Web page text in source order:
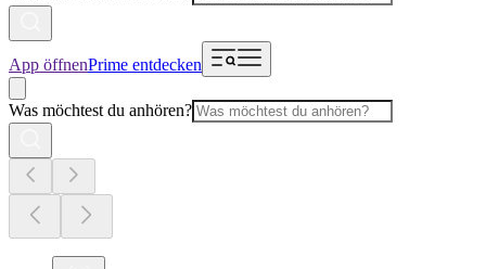
App öffnenPrime entdecken
Was möchtest du anhören?